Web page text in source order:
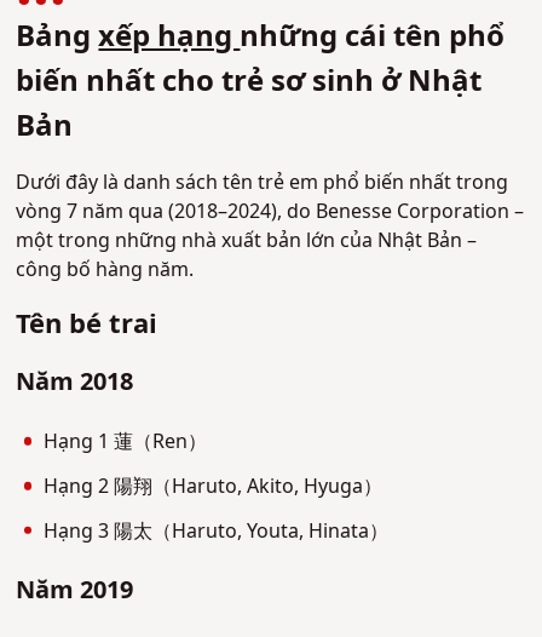
Bảngxếp hạngnhững cái tên phổ
biến nhất cho trẻ sơ sinh ở Nhật
Bản
Dưới đây là danh sách tên trẻ em phổ biến nhất trong
vòng 7 năm qua (2018–2024), do Benesse Corporation –
một trong những nhà xuất bản lớn của Nhật Bản –
công bố hàng năm.
Tên bé trai
Năm 2018
Hạng 1 蓮（Ren）
Hạng 2 陽翔（Haruto, Akito, Hyuga）
Hạng 3 陽太（Haruto, Youta, Hinata）
Năm 2019